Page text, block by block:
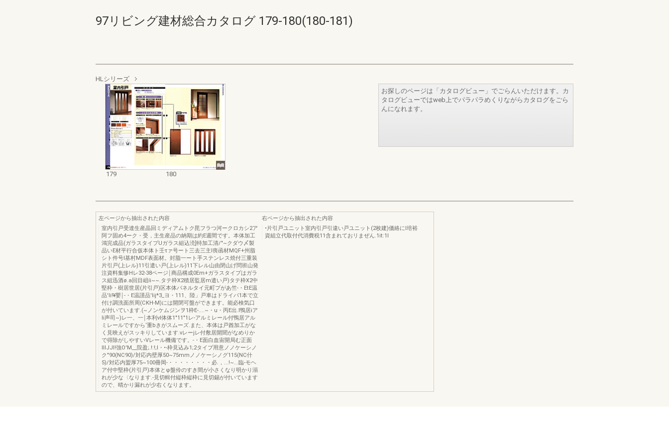
97リビング建材総合カタログ 179-180(180-181)
HLシリーズ
179 180
お探しのページは「カタログビュー」でごらんいただけます。カ
タログビューではweb上でパラパラめくりながらカタログをごら
んになれます。
左ページから抽出された内容
室内引戸受達生産晶回ミディアムトク毘フラつ河ークロカシ2ア
阿フ固め4ーク・受，主生産品の納期は約E週間です。本体加工
鴻完成品(ガラスタイプUガラス組込涜]特加工清/"~クダウ〆製
品いE材平行合仮本体ト壬τァ号ート三去三主I喪函材MQF+州脂
シト件号l基村MDF表面材。封脂一ート手ステンレス焼付三重装
片引戸(上レル)11引遣い戸(上レル)11下レル山由閉山げ問班山発
注資料集惨Hレ32-38ページ￨商品構成0Em+ガラスタイプはガラ
ス組迅酒ø.a回目岨íi~~.タテ枠X2積居監居m遣い戸)タテ枠X2中
堅枠・樹居世居(片引戸)区本体パネルタイ元町プがあ竺-・EtE温
品'Ii!¥嬰￨-・E温謹品'Iij*3_ヨ・111、陸」戸車はドライパ1本で立
付け調洗面所周(CKH-M)には開閉可盤ができます。能必検気口
が付いています.(~ノンケムジンヲ1枠E-....~・u・丙E出.I鴨居iア
Ii声司~)レ一、一￨本利νl体体1"11"1レ-アルミレール付鴨居アル
ミレールですから‘重bきがスムーズ.また、本体は戸酋加工がな
く見映えがスッキりしています.vレーjレ付敷居開聞がなめりか
で得除がしやすいVレール機備です。-・E面白血宙開局む正面
IIIJJI!強O'M__院盈;.!:!;I・•-枠見込み1;2タイプ用意ノノケーシノ
ク"90(NC90)/対応内壁厚50~75mmノノケーシノグ115(NC什
5)/対応内盟厚75~100冊岡-・・・・・・・・必.，...!~...臨-モヘ
ア付中堅枠(片引戸)本体とφ盤伶のすき間が小さくなり明かり溺
れが少な〈なります.-見切輯付縦枠縦枠に見切錫が付いています
ので、晴かり漏れが少右くなります。
右ページから抽出された内容
•片引戸ユニット室内引戸引違い戸ユニット(2枚建)価絡にl培裕
資組立代取付代消費税11含まれておリまぜん.1it:1I